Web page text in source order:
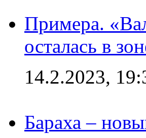
Примера.
осталась в
14.2.2023,
Бараха –